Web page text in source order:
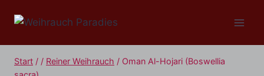
Inhalt
Start / / Reiner Weihrauch / Oman Al-Hojari (Boswellia